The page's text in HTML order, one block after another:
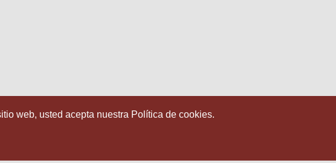
web, usted acepta nuestra Política de cookies.